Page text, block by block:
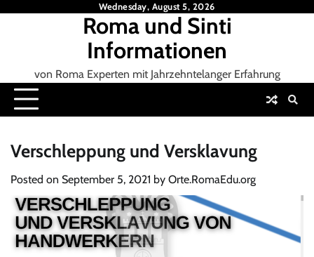
Wednesday, August 5, 2026
Roma und Sinti
Informationen
von Roma Experten mit Jahrzehntelanger Erfahrung
Verschleppung und Versklavung
Posted on September 5, 2021 by Orte.RomaEdu.org